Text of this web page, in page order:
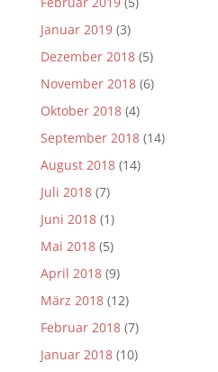
Januar 2019(3)
Dezember 2018(5)
November 2018(6)
Oktober 2018(4)
September 2018(14)
August 2018(14)
Juli 2018(7)
Juni 2018(1)
Mai 2018(5)
April 2018(9)
März 2018(12)
Februar 2018(7)
Januar 2018(10)